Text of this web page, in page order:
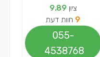
ציון 9.89
9 חוות דעת
055-
4538768